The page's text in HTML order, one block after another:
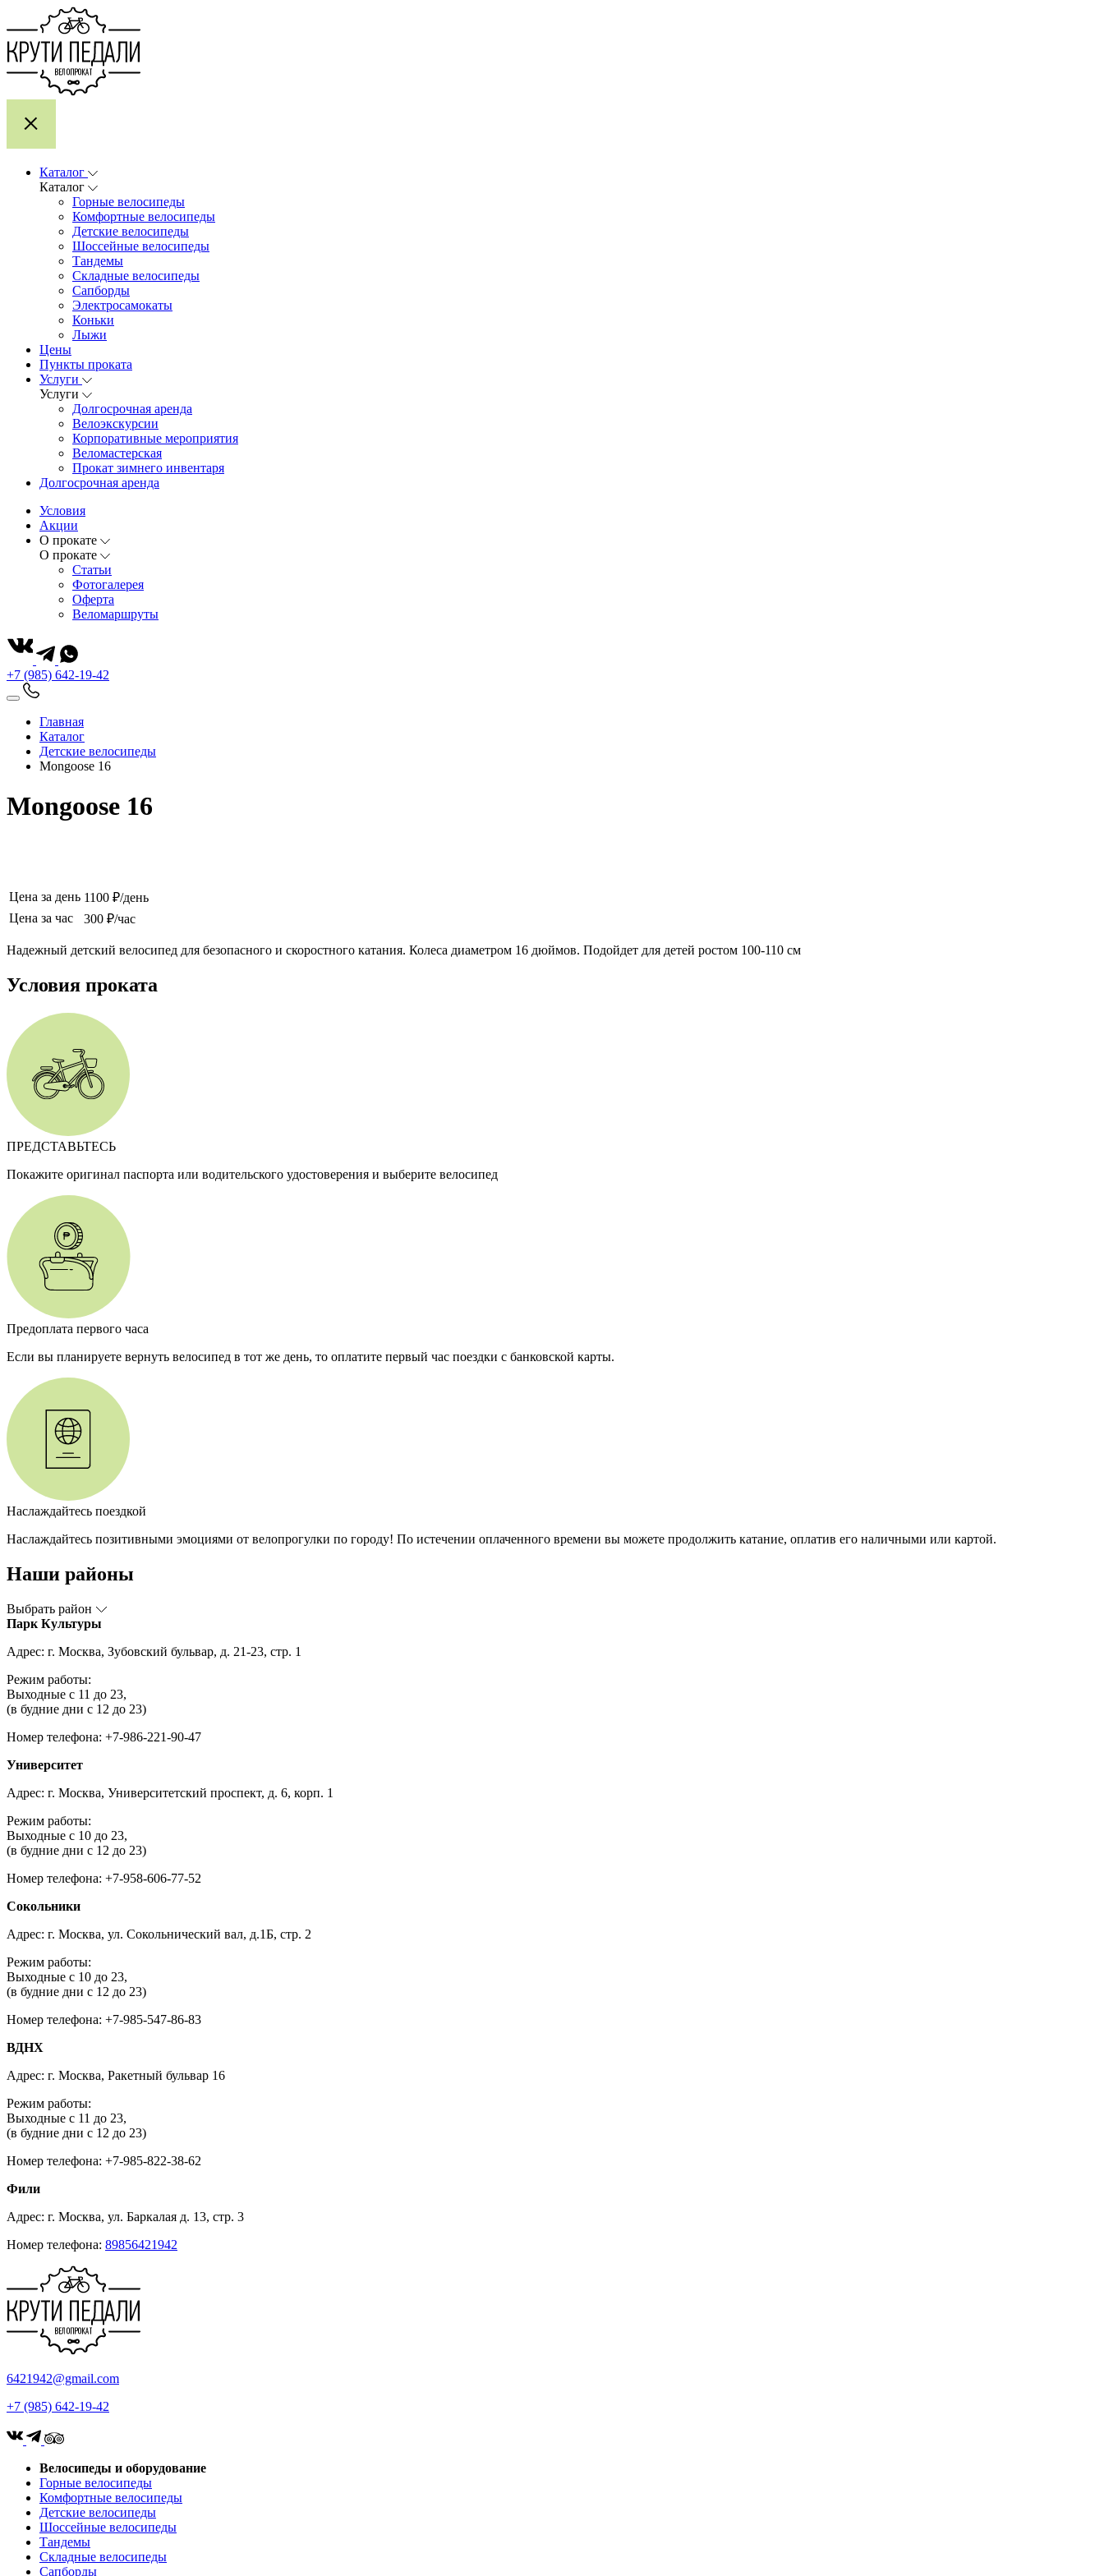
Каталог
Каталог
Горные велосипеды
Комфортные велосипеды
Детские велосипеды
Шоссейные велосипеды
Тандемы
Складные велосипеды
Сапборды
Электросамокаты
Коньки
Лыжи
Цены
Пункты проката
Услуги
Услуги
Долгосрочная аренда
Велоэкскурсии
Корпоративные мероприятия
Веломастерская
Прокат зимнего инвентаря
Долгосрочная аренда
Условия
Акции
О прокате
О прокате
Статьи
Фотогалерея
Оферта
Веломаршруты
+7 (985) 642-19-42
Главная
Каталог
Детские велосипеды
Mongoose 16
Mongoose 16
Цена за день 1100 ₽/день
Цена за час
300 ₽/час
Надежный детский велосипед для безопасного и скоростного катания. Колеса диаметром 16 дюймов. Подойдет для детей ростом 100-110 см
Условия проката
ПРЕДСТАВЬТЕСЬ
Покажите оригинал паспорта или водительского удостоверения и выберите велосипед
Предоплата первого часа
Если вы планируете вернуть велосипед в тот же день, то оплатите первый час поездки с банковской карты.
Наслаждайтесь поездкой
Наслаждайтесь позитивными эмоциями от велопрогулки по городу! По истечении оплаченного времени вы можете продолжить катание, оплатив его наличными или картой.
Наши районы
Выбрать район
Парк Культуры
Адрес: г. Москва, Зубовский бульвар, д. 21-23, стр. 1
Режим работы:
Выходные с 11 до 23,
(в будние дни с 12 до 23)
Номер телефона: +7-986-221-90-47
Университет
Адрес: г. Москва, Университетский проспект, д. 6, корп. 1
Режим работы:
Выходные с 10 до 23,
(в будние дни с 12 до 23)
Номер телефона: +7-958-606-77-52
Сокольники
Адрес: г. Москва, ул. Сокольнический вал, д.1Б, стр. 2
Режим работы:
Выходные с 10 до 23,
(в будние дни с 12 до 23)
Номер телефона: +7-985-547-86-83
ВДНХ
Адрес: г. Москва, Ракетный бульвар 16
Режим работы:
Выходные с 11 до 23,
(в будние дни с 12 до 23)
Номер телефона: +7-985-822-38-62
Фили
Адрес: г. Москва, ул. Баркалая д. 13, стр. 3
Номер телефона: 89856421942
6421942@gmail.com
+7 (985) 642-19-42
Велосипеды и оборудование
Горные велосипеды
Комфортные велосипеды
Детские велосипеды
Шоссейные велосипеды
Тандемы
Складные велосипеды
Сапборды